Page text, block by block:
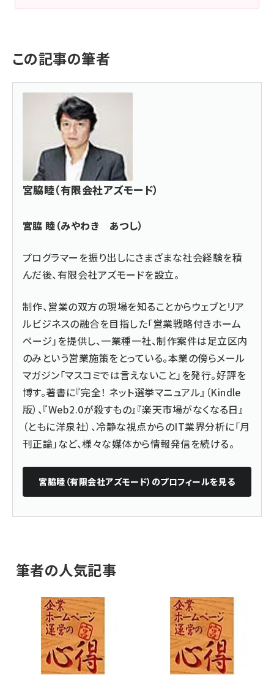
この記事の筆者
宮脇睦（有限会社アズモード）
宮脇 睦（みやわき あつし）
プログラマーを振り出しにさまざまな社会経験を積
んだ後、有限会社アズモードを設立。
制作、営業の双方の現場を知ることからウェブとリア
ルビジネスの融合を目指した「営業戦略付きホーム
ページ」を提供し、一業種一社、制作案件は足立区内
のみという営業施策をとっている。本業の傍らメール
マガジン「マスコミでは言えないこと」を発行。好評を
博す。著書に『完全！ ネット選挙マニュアル』（Kindle
版）、『Web2.0が殺すもの』『楽天市場がなくなる日』
（ともに洋泉社）、冷静な視点からのIT業界分析に「月
刊正論」など、様々な媒体から情報発信を続ける。
宮脇睦（有限会社アズモード） のプロフィールを見る
筆者の人気記事